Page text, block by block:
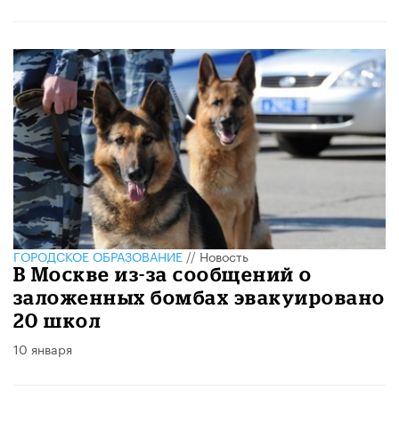
ГОРОДСКОЕ ОБРАЗОВАНИЕ//Новость
В Москве из-за сообщений о
заложенных бомбах эвакуировано
20 школ
10 января